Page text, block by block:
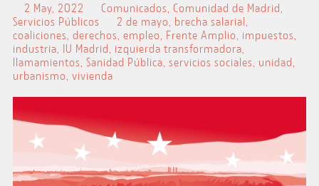
2 May, 2022 Comunicados Comunidad de Madrid
Servicios Públicos
2 de mayo brecha salarial
coaliciones derechos empleo Frente Amplio impuestos
industria IU Madrid izquierda transformadora
llamamientos Sanidad Pública servicios sociales unidad
urbanismo vivienda